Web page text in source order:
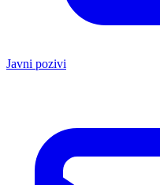
Javni pozivi